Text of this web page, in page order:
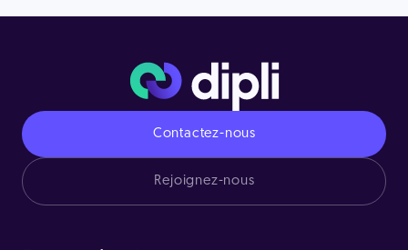
Contactez-nous
Rejoignez-nous